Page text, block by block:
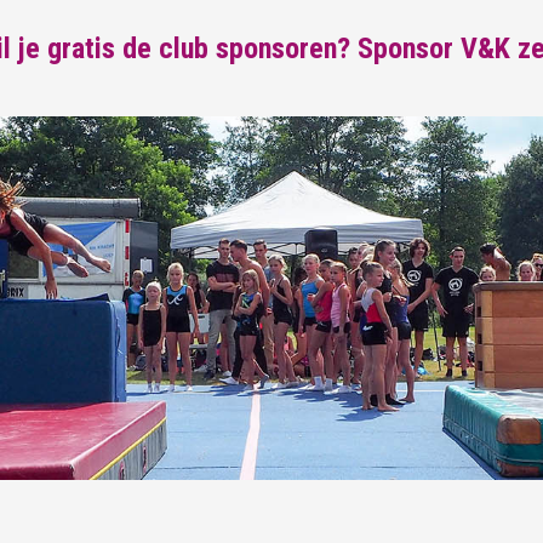
je gratis de club sponsoren? Sponsor V&K